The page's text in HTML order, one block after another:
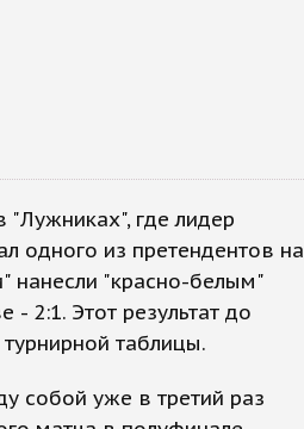
где лидер
одного из претендентов на
нанесли "красно-белым"
2:1. Этот результат до
таблицы.
собой уже в третий раз